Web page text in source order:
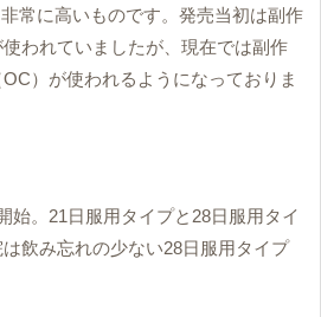
常に高いものです。発売当初は副作
われていましたが、現在では副作
）が使われるようになっておりま
始。21日服用タイプと28日服用タイ
飲み忘れの少ない28日服用タイプ